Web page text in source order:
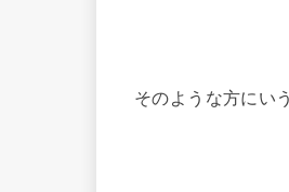
そのような方にい